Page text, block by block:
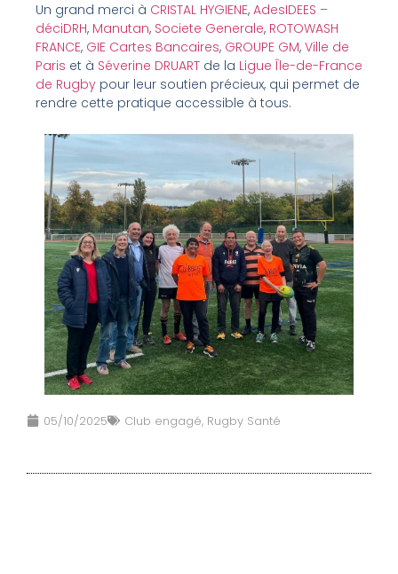
Un grand merci à CRISTAL HYGIENE, AdesIDEES –
déciDRH, Manutan, Societe Generale, ROTOWASH
FRANCE, GIE Cartes Bancaires, GROUPE GM, Ville de
Paris et à Séverine DRUART de la Ligue Île-de-France
de Rugby pour leur soutien précieux, qui permet de
rendre cette pratique accessible à tous.
05/10/2025 Club engagé, Rugby Santé